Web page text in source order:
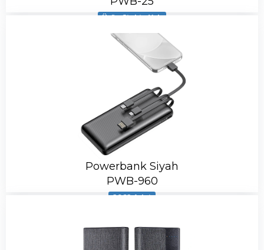
Ürün Stokta Yok
Powerbank Siyah
PWB-960
2962 Adet